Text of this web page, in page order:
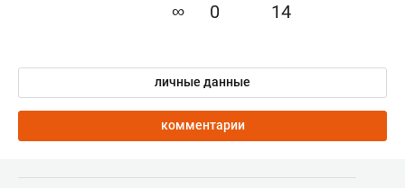
∞ 0 14
личные данные
комментарии